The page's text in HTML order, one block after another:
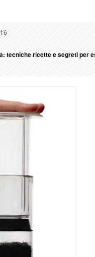
tecniche ricette e segreti per